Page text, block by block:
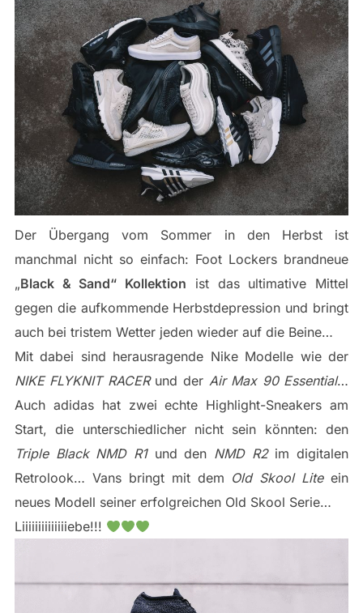
Der Übergang vom Sommer in den Herbst ist
manchmal nicht so einfach: Foot Lockers brandneue
„Black & Sand“ Kollektion ist das ultimative Mittel
gegen die aufkommende Herbstdepression und bringt
auch bei tristem Wetter jeden wieder auf die Beine…
Mit dabei sind herausragende Nike Modelle wie der
NIKE FLYKNIT RACERund der Air Max 90 Essential…
Auch adidas hat zwei echte Highlight-Sneakers am
Start, die unterschiedlicher nicht sein könnten: den
Triple Black NMD R1und den NMD R2im digitalen
Retrolook… Vans bringt mit dem Old Skool Liteein
neues Modell seiner erfolgreichen Old Skool Serie…
Liiiiiiiiiiiiiiebe!!!